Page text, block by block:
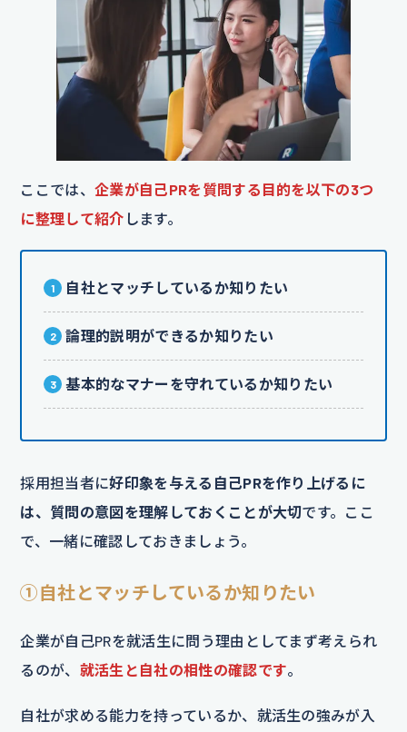
ここでは、 企業が自己PRを質問する目的を以下の3つ
に整理して紹介 します。
自社とマッチしているか知りたい
論理的説明ができるか知りたい
基本的なマナーを守れているか知りたい
採用担当者に好印象を与える自己PRを作り上げるに
は、質問の意図を理解しておくことが大切です。ここ
で、一緒に確認しておきましょう。
①自社とマッチしているか知りたい
企業が自己PRを就活生に問う理由としてまず考えられ
るのが、 就活生と自社の相性の確認です。
自社が求める能力を持っているか、就活生の強みが入